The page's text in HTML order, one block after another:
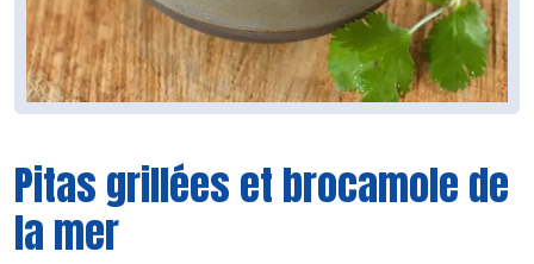
Pitas grillées et brocamole de
la mer